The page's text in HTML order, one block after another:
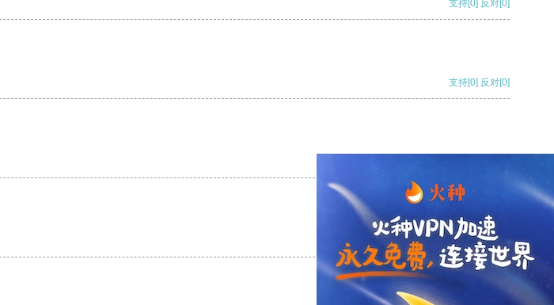
支持[0] 反对[0]
支持[0] 反对[0]
支持 [0] 反对 [0]